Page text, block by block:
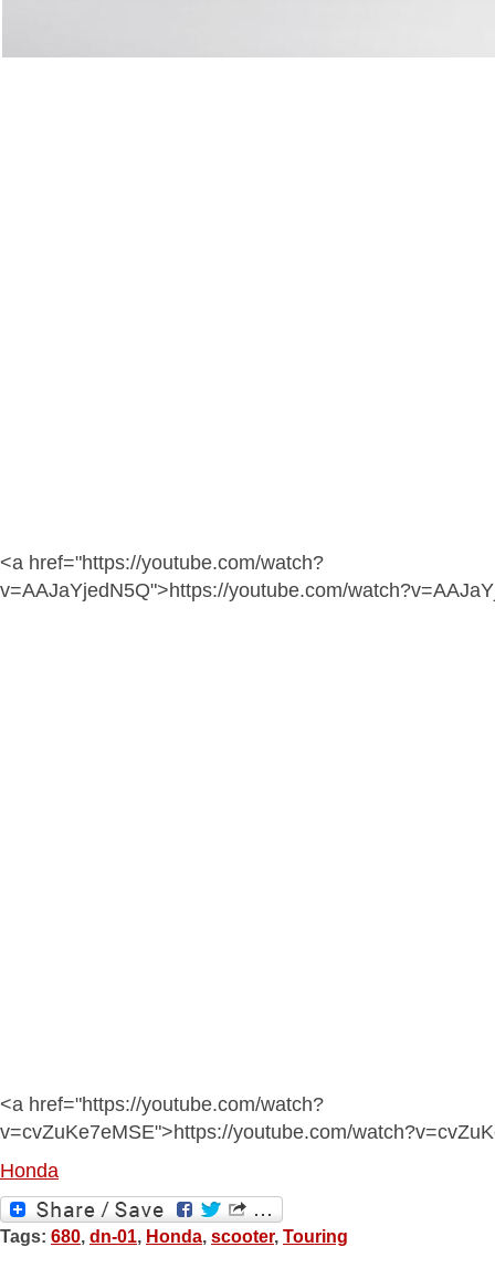
<a href="https://youtube.com/watch?
v=AAJaYjedN5Q">https://youtube.com/
<a href="https://youtube.com/watch?
v=cvZuKe7eMSE">https://youtube.com/
Honda
Tags: 680, dn-01, Honda, scooter, Touring